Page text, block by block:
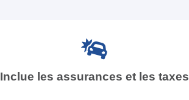
Inclue les assurances et les taxes